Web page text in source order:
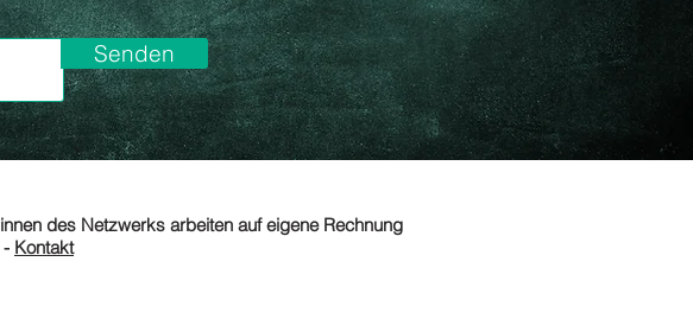
Senden
des Netzwerks arbeiten auf eigene Rechnung
- Kontakt